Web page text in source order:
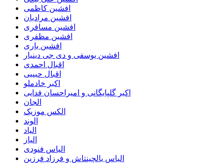
افشین کاظمی
افشین مرادیان
افشین مسافری
افشین مظفری
افشین یاری
افشین یوسفی و دی جی دینیار
اقبال احمدی
اقبال حبیبی
اکبر خادملو
اکبر گلپایگانی و امیراحسان فدایی
الجان
الکس موزیک
الوند
الیاد
الیاز
الیاس فنودی
الیاس یالچینتاش و فرزاد فرزین